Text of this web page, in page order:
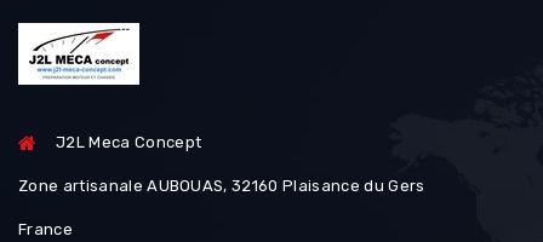
J2L Meca Concept
Zone artisanale AUBOUAS, 32160 Plaisance du Gers
France